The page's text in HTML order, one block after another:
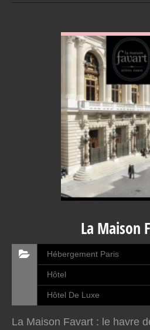
La Maison
Hébergement Paris
Hôtel
Hôtel De Luxe
La Maison Favart : le havre